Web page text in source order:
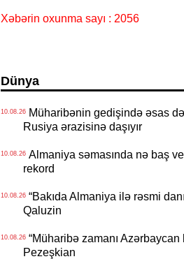
Xəbərin oxunma sayı : 2056
Dünya
10.08.26Müharibənin gedişində əsas
Rusiya ərazisinə daşıyır
10.08.26Almaniya səmasında nə baş
rekord
10.08.26“Bakıda Almaniya ilə rəsmi
Qaluzin
10.08.26“Müharibə zamanı Azərbaycan
Pezeşkian